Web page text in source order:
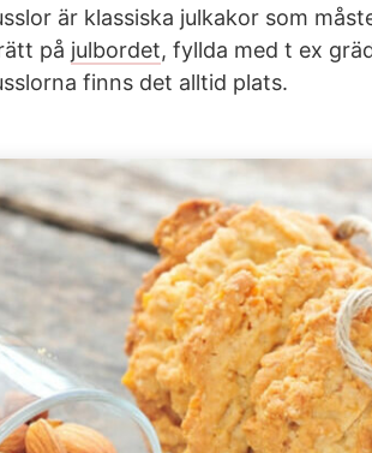
är klassiska julkakor som
på julbordet, fyllda med t ex
finns det alltid plats.